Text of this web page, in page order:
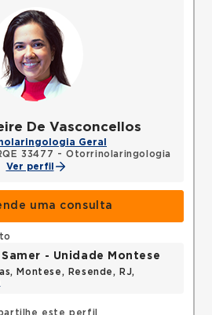
De Vasconcellos
Geral
33477 - Otorrinolaringologia
Ver perfil
uma consulta
este perfil
- Unidade Montese
Montese, Resende, RJ,